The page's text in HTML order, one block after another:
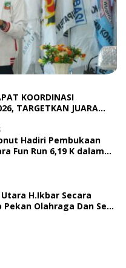
KOORDINASI
TARGETKAN JUARA
Hadiri Pembukaan
Fun Run 6,19 K dalam
H.Ikbar Secara
Olahraga Dan Seni